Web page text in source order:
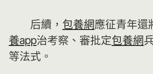
后續， 包養網應征青年還
養app治考察、審批定包養網
等法式。